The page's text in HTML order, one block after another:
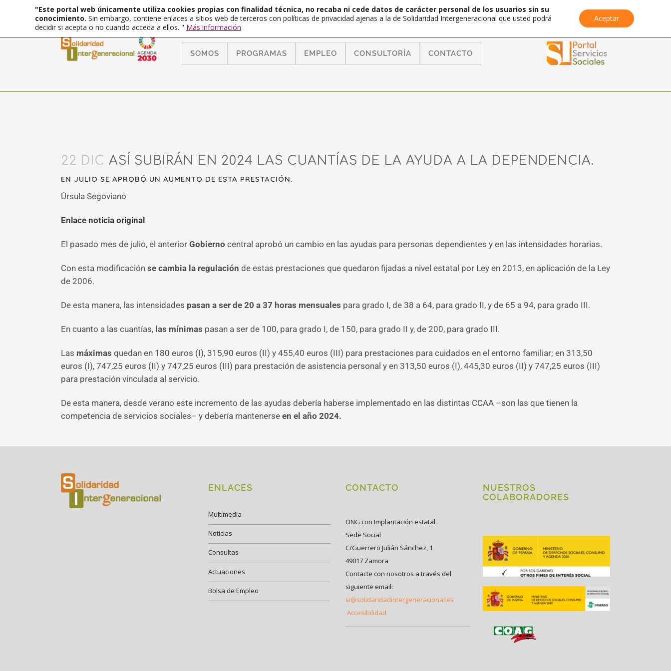
SOMOS PROGRAMAS EMPLEO CONSULTORÍA CONTACTO
22 DIC ASÍ SUBIRÁN EN 2024 LAS CUANTÍAS DE LA AYUDA A LA DEPENDENCIA.
EN JULIO SE APROBÓ UN AUMENTO DE ESTA PRESTACIÓN.
Úrsula Segoviano
Enlace noticia original
El pasado mes de julio, el anterior Gobierno central aprobó un cambio en las ayudas para personas dependientes y en las intensidades horarias.
Con esta modificación se cambia la regulación de estas prestaciones que quedaron fijadas a nivel estatal por Ley en 2013, en aplicación de la Ley
de 2006.
De esta manera, las intensidades pasan a ser de 20 a 37 horas mensuales para grado I, de 38 a 64, para grado II, y de 65 a 94, para grado III.
En cuanto a las cuantías, las mínimas pasan a ser de 100, para grado I, de 150, para grado II y, de 200, para grado III.
Las máximas quedan en 180 euros (I), 315,90 euros (II) y 455,40 euros (III) para prestaciones para cuidados en el entorno familiar; en 313,50
euros (I), 747,25 euros (II) y 747,25 euros (III) para prestación de asistencia personal y en 313,50 euros (I), 445,30 euros (II) y 747,25 euros (III)
para prestación vinculada al servicio.
De esta manera, desde verano este incremento de las ayudas debería haberse implementado en las distintas CCAA –son las que tienen la
competencia de servicios sociales– y debería mantenerse en el año 2024.
ENLACES
Multimedia
Noticias
Consultas
Actuaciones
Bolsa de Empleo
CONTACTO
ONG con Implantación estatal.
Sede Social
C/Guerrero Julián Sánchez, 1
49017 Zamora
Contacte con nosotros a través del
siguiente email:
si@solidaridadintergeneracional.es
Accesibilidad
NUESTROS
COLABORADORES
"Este portal web únicamente utiliza cookies propias con finalidad técnica, no recaba ni cede datos de carácter personal de los usuarios sin su
conocimiento. Sin embargo, contiene enlaces a sitios web de terceros con políticas de privacidad ajenas a la de Solidaridad Intergeneracional que usted podrá
decidir si acepta o no cuando acceda a ellos. " Más información
Aceptar